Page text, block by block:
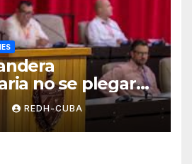
no se plegará
Rodríguez
REDH-CUBA